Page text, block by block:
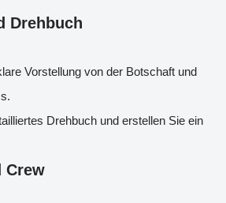
Drehbuch
Vorstellung von der Botschaft und
Drehbuch und erstellen Sie ein
Crew